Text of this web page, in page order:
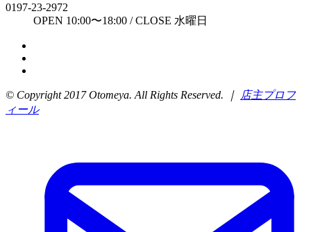
0197-23-2972
OPEN 10:00〜18:00 / CLOSE 水曜日
© Copyright 2017 Otomeya. All Rights Reserved. ｜ 店主プロフ
ィール